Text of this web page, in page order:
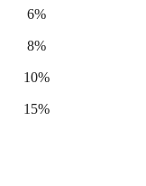
6%
8%
10%
15%